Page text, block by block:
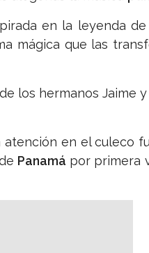
en la leyenda
mágica que las
los hermanos Jaime
atención en el culeco
Panamá por primera